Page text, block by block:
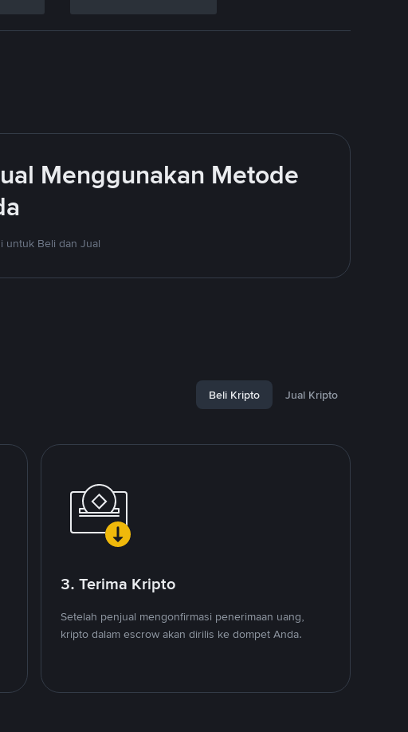
Menggunakan Metode
untuk Beli dan Jual
Beli Kripto Jual Kripto
3. Terima Kripto
Setelah penjual mengonfirmasi penerimaan uang,
kripto dalam escrow akan dirilis ke dompet Anda.